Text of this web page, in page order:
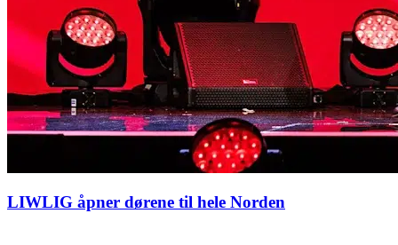
LIWLIG åpner dørene til hele Norden